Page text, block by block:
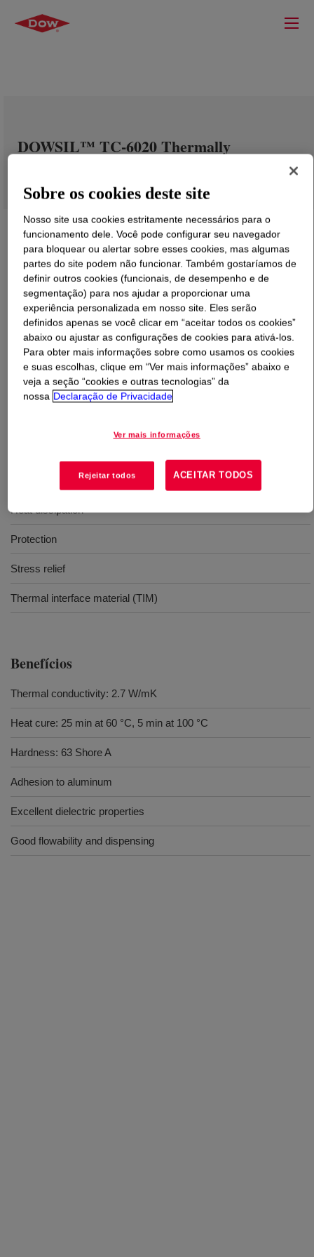
DOWSIL™ TC-6020 Thermally
O que éDOWSIL™ TC-6020 Thermally Conductive
Encapsulant?
Material de borracha de silicone bicomponente destinado
Heat dissipation
Protection
Stress relief
Thermal interface material (TIM)
Benefícios
Thermal conductivity: 2.7 W/mK
Heat cure: 25 min at 60 °C, 5 min at 100 °C
Hardness: 63 Shore A
Adhesion to aluminum
Excellent dielectric properties
Good flowability and dispensing
Sobre os cookies deste site
Nosso site usa cookies estritamente necessários para o
funcionamento dele. Você pode configurar seu navegador
para bloquear ou alertar sobre esses cookies, mas algumas
partes do site podem não funcionar. Também gostaríamos de
definir outros cookies (funcionais, de desempenho e de
segmentação) para nos ajudar a proporcionar uma
experiência personalizada em nosso site. Eles serão
definidos apenas se você clicar em “aceitar todos os cookies”
abaixo ou ajustar as configurações de cookies para ativá-los.
Para obter mais informações sobre como usamos os cookies
e suas escolhas, clique em “Ver mais informações” abaixo e
veja a seção “cookies e outras tecnologias” da
nossa Declaração de Privacidade
Ver mais informações
Rejeitar todos ACEITAR TODOS